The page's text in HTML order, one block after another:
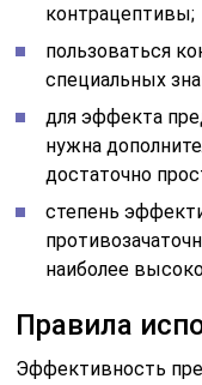
контрацептивы;
пользоваться
специальных
для эффекта
нужна
достаточно
степень
наиболее
Правила
Эффективность